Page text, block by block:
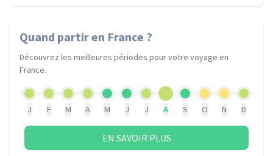
Quand partiren France ?
Découvrez les meilleures périodes pour votre voyage en
France.
J F M A M J J A S O N D
EN SAVOIR PLUS